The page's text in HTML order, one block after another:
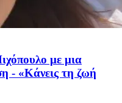
με μια
- «Κάνεις τη ζωή